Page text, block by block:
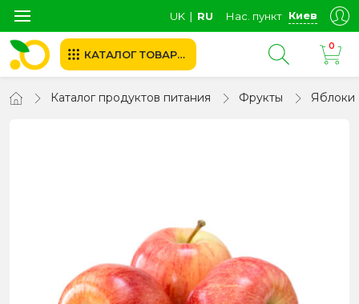
UK ∣ RU Нас. пункт Киев
КАТАЛОГ ТОВАРОВ
0
Каталог продуктов питания Фрукты Яблоки